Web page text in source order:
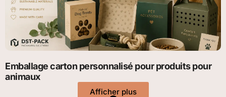
Emballage carton personnalisé pour produits pour
animaux
Afficher plus